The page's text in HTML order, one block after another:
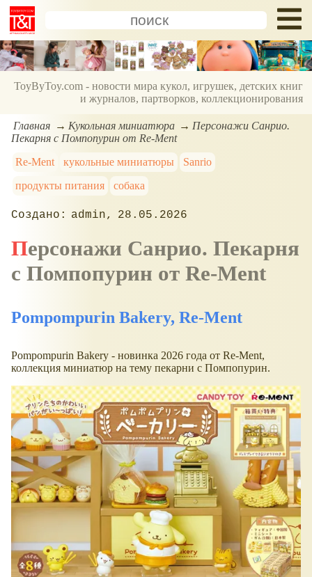
ToyByToy.com - новости мира кукол, игрушек, детских книг
и журналов, партворков, коллекционирования
Главная Кукольная миниатюра
Персонажи Санрио.
Пекарня с Помпопурин от Re-Ment
Re-Ment
кукольные миниатюры
Sanrio
продукты питания
собака
admin 28.05.2026
Персонажи Санрио. Пекарня
с Помпопурин от Re-Ment
Pompompurin Bakery, Re-Ment
Pompompurin Bakery - новинка 2026 года от Re-Ment,
коллекция миниатюр на тему пекарни с Помпопурин.